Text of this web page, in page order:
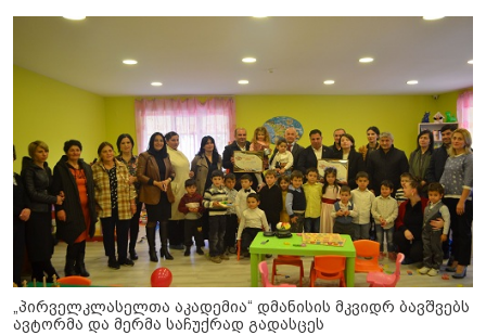
„პირველკლასელთა აკადემია“ დმანისის მკვიდრ ბავშვებს
ავტორმა და მერმა საჩუქრად გადასცეს